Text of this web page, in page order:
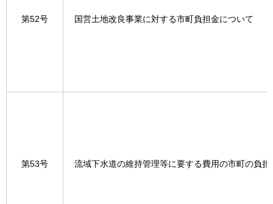
第52号 国営土地改良事業に対する市町負担金について
第53号 流域下水道の維持管理等に要する費用の市町の負担